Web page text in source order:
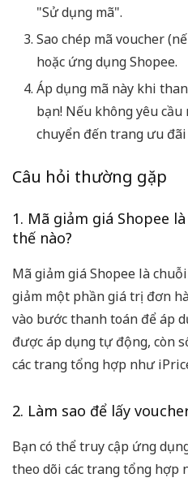
"Sử dụng mã".
Sao chép mã voucher
hoặc ứng dụng Shopee.
Áp dụng mã này khi
bạn! Nếu không yêu
chuyển đến trang ưu đãi
Câu hỏi thường gặp
1. Mã giảm giá Shopee
thế nào?
Mã giảm giá Shopee là
giảm một phần giá trị đơn
vào bước thanh toán để áp
được áp dụng tự động, còn
các trang tổng hợp như
2. Làm sao để lấy
Bạn có thể truy cập ứng
theo dõi các trang tổng hợp